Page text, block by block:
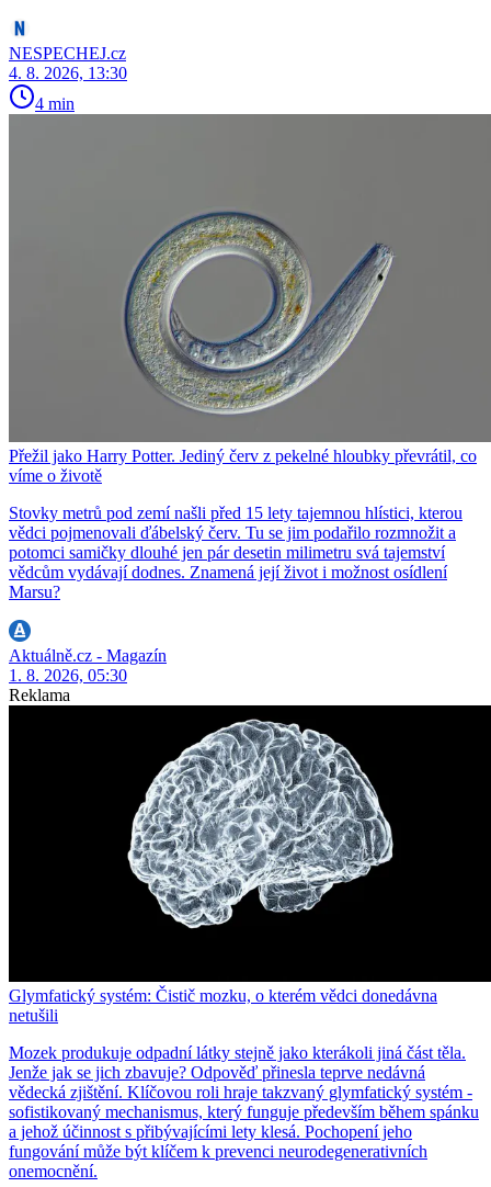
NESPECHEJ.cz
4. 8. 2026, 13:30
4 min
Přežil jako Harry Potter. Jediný červ z pekelné hloubky převrátil, co
víme o životě
Stovky metrů pod zemí našli před 15 lety tajemnou hlístici, kterou
vědci pojmenovali ďábelský červ. Tu se jim podařilo rozmnožit a
potomci samičky dlouhé jen pár desetin milimetru svá tajemství
vědcům vydávají dodnes. Znamená její život i možnost osídlení
Marsu?
Aktuálně.cz - Magazín
1. 8. 2026, 05:30
Reklama
Glymfatický systém: Čistič mozku, o kterém vědci donedávna
netušili
Mozek produkuje odpadní látky stejně jako kterákoli jiná část těla.
Jenže jak se jich zbavuje? Odpověď přinesla teprve nedávná
vědecká zjištění. Klíčovou roli hraje takzvaný glymfatický systém -
sofistikovaný mechanismus, který funguje především během spánku
a jehož účinnost s přibývajícími lety klesá. Pochopení jeho
fungování může být klíčem k prevenci neurodegenerativních
onemocnění.